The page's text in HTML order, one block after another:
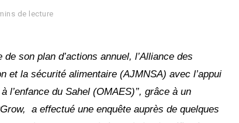
de lecture
son plan d’actions annuel, l’Alliance des
et la sécurité alimentaire (AJMNSA) avec l’appui
l’enfance du Sahel (OMAES)’’, grâce à un
a effectué une enquête auprès de quelques